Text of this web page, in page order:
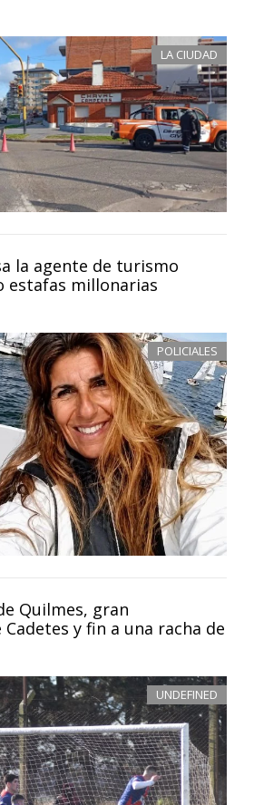
LA CIUDAD
la agente de turismo
estafas millonarias
POLICIALES
Quilmes, gran
y fin a una racha de
UNDEFINED